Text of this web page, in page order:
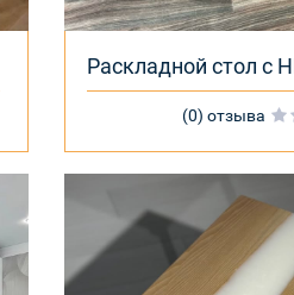
Раскладной стол с
(0) отзыва